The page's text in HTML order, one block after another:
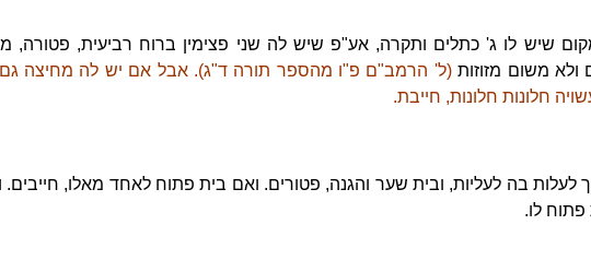
שיש לו ג' כתלים ותקרה, אע"פ שיש לה שני פצימין ברוח רביעית, פטורה,
ולא משום מזוזות(ל' הרמב"ם פ"ו מהספר תורה ד"ג). אבל אם יש לה מחיצה
חלונות חלונות, חייבת.
בה לעליות, ובית שער והגנה, פטורים. ואם בית פתוח לאחד מאלו,
פתוח לו.